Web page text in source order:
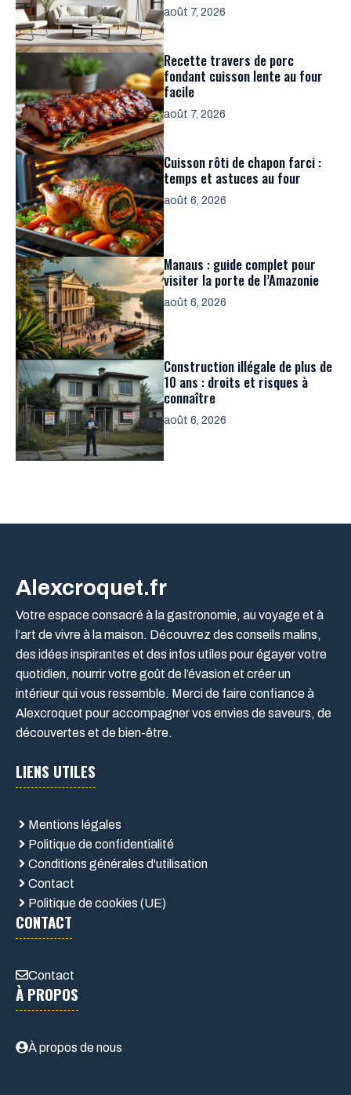
août 7, 2026
Recette travers de porc
fondant cuisson lente au four
facile
août 7, 2026
Cuisson rôti de chapon farci :
temps et astuces au four
août 6, 2026
Manaus : guide complet pour
visiter la porte de l’Amazonie
août 6, 2026
Construction illégale de plus de
10 ans : droits et risques à
connaître
août 6, 2026
Alexcroquet.fr
Votre espace consacré à la gastronomie, au voyage et à
l’art de vivre à la maison. Découvrez des conseils malins,
des idées inspirantes et des infos utiles pour égayer votre
quotidien, nourrir votre goût de l’évasion et créer un
intérieur qui vous ressemble. Merci de faire confiance à
Alexcroquet pour accompagner vos envies de saveurs, de
découvertes et de bien-être.
LIENS UTILES
Mentions légales
Politique de confidentialité
Conditions générales d'utilisation
Contact
Politique de cookies (UE)
CONTACT
Contact
À PROPOS
À propos de nous